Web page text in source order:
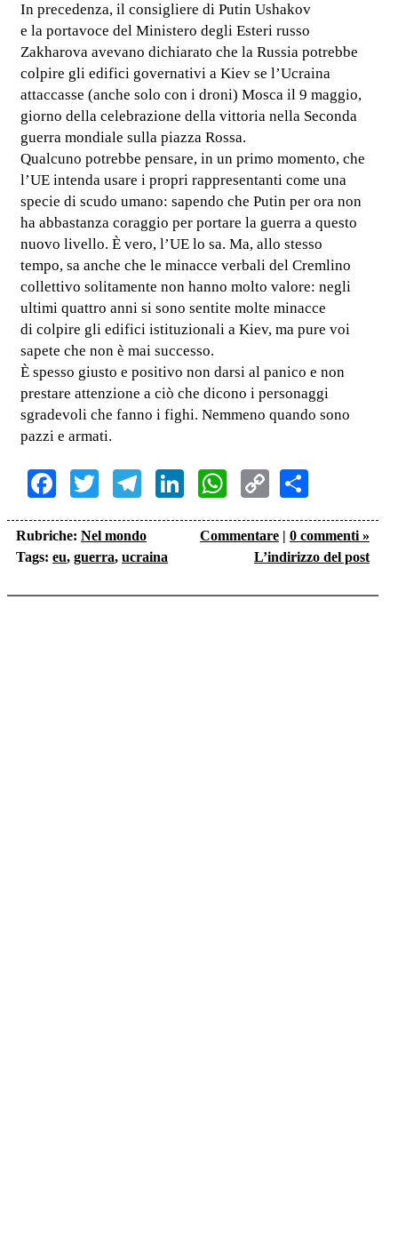
In precedenza, il consigliere di Putin Ushakov
e la portavoce del Ministero degli Esteri russo
Zakharova avevano dichiarato che la Russia potrebbe
colpire gli edifici governativi a Kiev se l’Ucraina
attaccasse (anche solo con i droni) Mosca il 9 maggio,
giorno della celebrazione della vittoria nella Seconda
guerra mondiale sulla piazza Rossa.
Qualcuno potrebbe pensare, in un primo momento, che
l’UE intenda usare i propri rappresentanti come una
specie di scudo umano: sapendo che Putin per ora non
ha abbastanza coraggio per portare la guerra a questo
nuovo livello. È vero, l’UE lo sa. Ma, allo stesso
tempo, sa anche che le minacce verbali del Cremlino
collettivo solitamente non hanno molto valore: negli
ultimi quattro anni si sono sentite molte minacce
di colpire gli edifici istituzionali a Kiev, ma pure voi
sapete che non è mai successo.
È spesso giusto e positivo non darsi al panico e non
prestare attenzione a ciò che dicono i personaggi
sgradevoli che fanno i fighi. Nemmeno quando sono
pazzi e armati.
Facebook
TwitterTelegram
LinkedInWhatsApp
Copy
Link
Rubriche: Nel mondo
Tags: eu, guerra, ucraina
Commentare | 0 commenti »
L’indirizzo del post